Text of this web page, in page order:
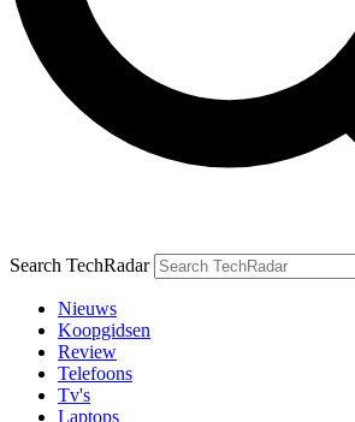
Search TechRadar
Nieuws
Koopgidsen
Review
Telefoons
Tv's
Laptops